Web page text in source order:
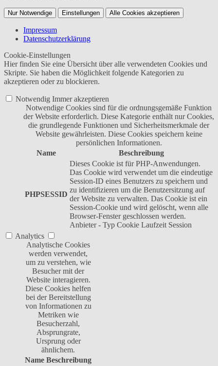
Nur Notwendige Einstellungen Alle Cookies akzeptieren
Impressum
Datenschutzerklärung
Cookie-Einstellungen
Hier finden Sie eine Übersicht über alle verwendeten Cookies und
Skripte. Sie haben die Möglichkeit folgende Kategorien zu
akzeptieren oder zu blockieren.
Notwendig Immer akzeptieren
Notwendige Cookies sind für die ordnungsgemäße Funktion
der Website erforderlich. Diese Kategorie enthält nur Cookies,
die grundlegende Funktionen und Sicherheitsmerkmale der
Website gewährleisten. Diese Cookies speichern keine
persönlichen Informationen.
Name
Beschreibung
PHPSESSID
Dieses Cookie ist für PHP-Anwendungen.
Das Cookie wird verwendet um die eindeutige
Session-ID eines Benutzers zu speichern und
zu identifizieren um die Benutzersitzung auf
der Website zu verwalten. Das Cookie ist ein
Session-Cookie und wird gelöscht, wenn alle
Browser-Fenster geschlossen werden.
Anbieter - Typ Cookie Laufzeit Session
Analytics
Analytische Cookies
werden verwendet,
um zu verstehen, wie
Besucher mit der
Website interagieren.
Diese Cookies helfen
bei der Bereitstellung
von Informationen zu
Metriken wie
Besucherzahl,
Absprungrate,
Ursprung oder
ähnlichem.
Name Beschreibung